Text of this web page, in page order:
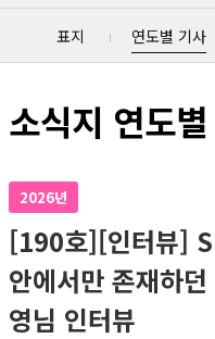
표지 연도별 기사
소식지 연도
2026년
[190호][인터뷰]
안에서만 존재하
영님 인터뷰